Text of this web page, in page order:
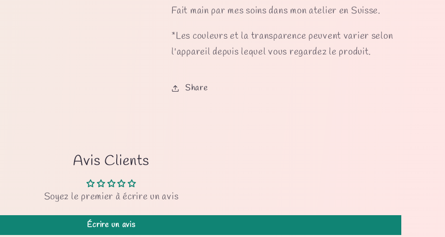
Fait main par mes soins dans mon atelier en Suisse.
*Les couleurs et la transparence peuvent varier selon
l'appareil depuis lequel vous regardez le produit.
Share
Avis Clients
Soyez le premier à écrire un avis
Écrire un avis